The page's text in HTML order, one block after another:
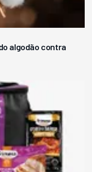
algodão contra